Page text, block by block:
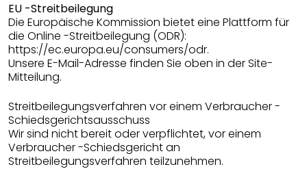
EU -Streitbeilegung
Die Europäische Kommission bietet eine Plattform für
die Online -Streitbeilegung (ODR):
https://ec.europa.eu/consumers/odr.
Unsere E-Mail-Adresse finden Sie oben in der Site-
Mitteilung.
Streitbeilegungsverfahren vor einem Verbraucher -
Schiedsgerichtsausschuss
Wir sind nicht bereit oder verpflichtet, vor einem
Verbraucher -Schiedsgericht an
Streitbeilegungsverfahren teilzunehmen.